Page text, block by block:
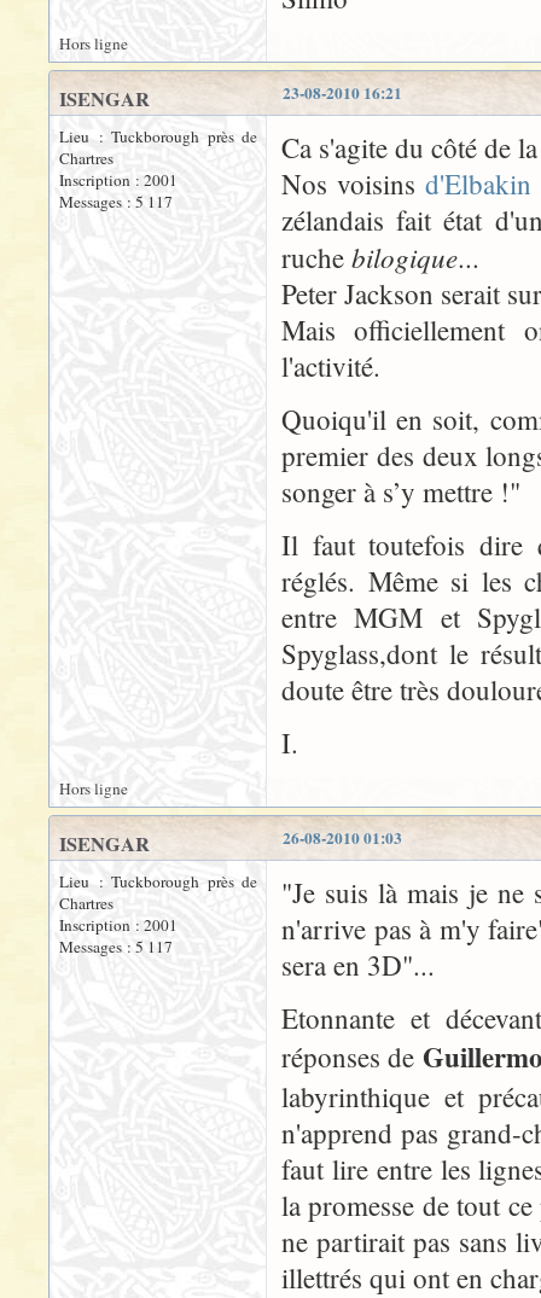
Hors ligne
23-08-2010 16:21
ISENGAR
Lieu : Tuckborough près de
Chartres
Inscription : 2001
Messages : 5 117
Ca s'agite du côté de
Nos voisinsd'Elbakin
zélandais fait état
ruche bilogique...
Peter Jackson serait
Mais officiellement
l'activité.
Quoiqu'il en soit,
premier des deux
songer à s’y mettre !"
Il faut toutefois dire
réglés. Même si les
entre MGM et
Spyglass,dont le
doute être très
I.
Hors ligne
26-08-2010 01:03
ISENGAR
Lieu : Tuckborough près de
Chartres
Inscription : 2001
Messages : 5 117
"Je suis là mais je ne
n'arrive pas à m'y
sera en 3D"...
Etonnante et
réponses de
labyrinthique et
n'apprend pas grand-
faut lire entre les
la promesse de tout
ne partirait pas sans
illettrés qui ont en